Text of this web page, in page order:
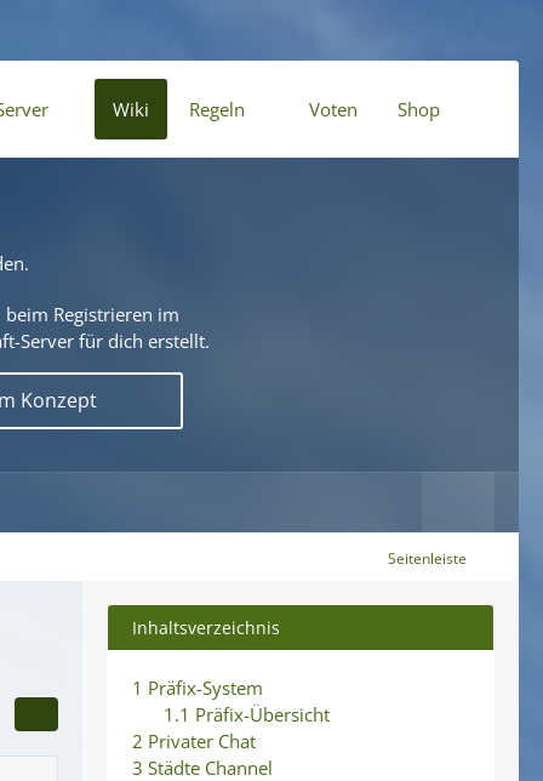
Wiki Regeln Voten Shop
Registrieren im
Server für dich erstellt.
Konzept
Seitenleiste
Inhaltsverzeichnis
1 Präfix-System
1.1 Präfix-Übersicht
2 Privater Chat
3 Städte Channel